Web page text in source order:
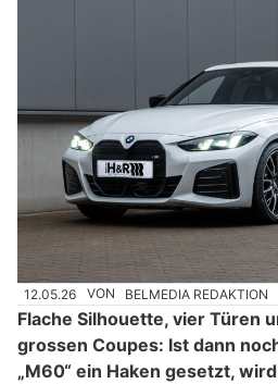
12.05.26 VON BELMEDIA REDAKTION
Flache Silhouette, vier Türen
grossen Coupes: Ist dann
„M60“ ein Haken gesetzt,